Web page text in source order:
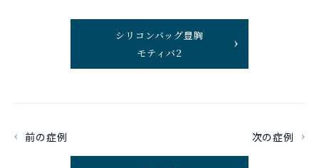
シリコンバッグ豊胸
モティバ2
前の症例 次の症例